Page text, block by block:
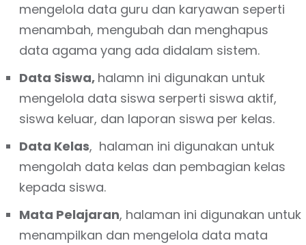
mengelola data guru dan karyawan seperti
menambah, mengubah dan menghapus
data agama yang ada didalam sistem.
Data Siswa, halamn ini digunakan untuk
mengelola data siswa serperti siswa aktif,
siswa keluar, dan laporan siswa per kelas.
Data Kelas, halaman ini digunakan untuk
mengolah data kelas dan pembagian kelas
kepada siswa.
Mata Pelajaran, halaman ini digunakan untuk
menampilkan dan mengelola data mata